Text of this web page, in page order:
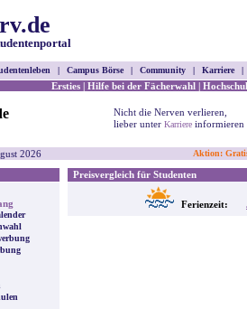
| Campus Börse | Community | Karriere |
Ersties |Hilfe bei der Fächerwahl |
Nicht die Nerven verlieren,
lieber unter Karriere informieren
2026 Aktion:
Preisvergleich für Studenten
Ferienzeit: